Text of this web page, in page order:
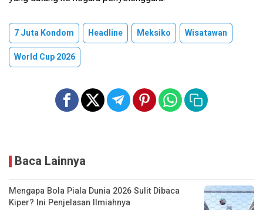
7 Juta Kondom Headline Meksiko
Wisatawan
World Cup 2026
Baca Lainnya
Mengapa Bola Piala Dunia 2026 Sulit Dibaca
Kiper? Ini Penjelasan Ilmiahnya